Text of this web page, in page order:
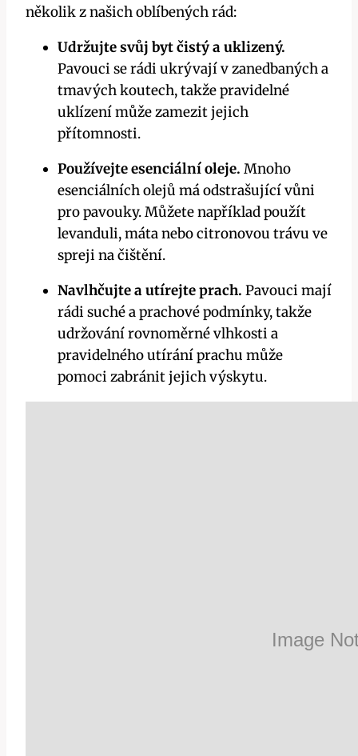
několik z našich oblíbených rád:
Udržujte svůj byt čistý a uklizený.
Pavouci se rádi ukrývají​ v⁤ zanedbaných a
tmavých koutech,‍ takže‍ pravidelné
uklízení ‍může zamezit⁣ jejich
přítomnosti.
Používejte esenciální oleje. Mnoho‌
esenciálních ‍olejů má⁣ odstrašující vůni
‌pro pavouky. Můžete⁤ například použít
levanduli, ⁢máta ​nebo‌ citronovou trávu ve
spreji na čištění.
Navlhčujte a ⁤utírejte prach. Pavouci mají
rádi⁤ suché a prachové ‍podmínky, ‌takže
udržování rovnoměrné‌ vlhkosti a
pravidelného​ utírání prachu může
pomoci zabránit jejich výskytu.